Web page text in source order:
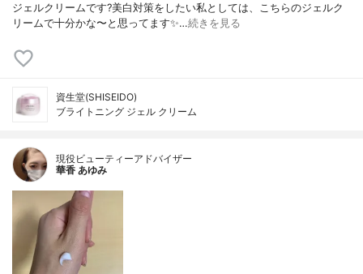
ジェルクリームです?美白対策をしたい私としては、こちらのジェルク
リームで十分かな〜と思ってます✨…続きを見る
資生堂(SHISEIDO)
ブライトニング ジェル クリーム
現役ビューティーアドバイザー
華香 あゆみ